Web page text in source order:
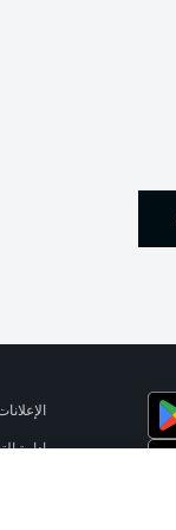
إدارة